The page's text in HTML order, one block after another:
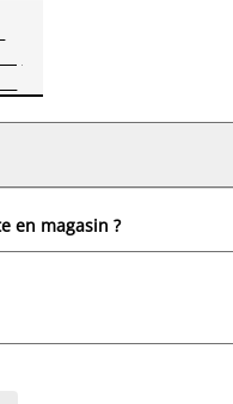
en magasin ?